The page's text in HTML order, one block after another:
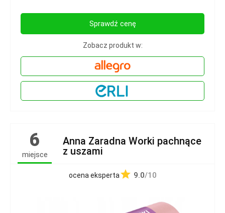
Sprawdź cenę
Zobacz produkt w:
6
miejsce
Anna Zaradna Worki pachnące
z uszami
ocena eksperta 9.0/10